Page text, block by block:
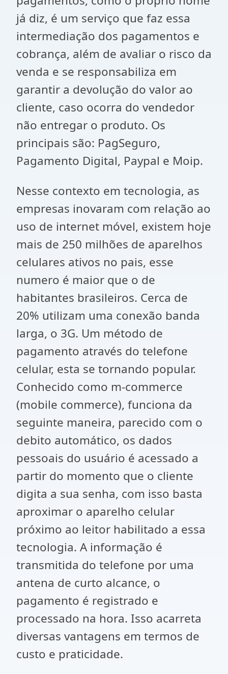
já diz, é um serviço que faz essa
intermediação dos pagamentos e
cobrança, além de avaliar o risco da
venda e se responsabiliza em
garantir a devolução do valor ao
cliente, caso ocorra do vendedor
não entregar o produto. Os
principais são: PagSeguro,
Pagamento Digital, Paypal e Moip.
Nesse contexto em tecnologia, as
empresas inovaram com relação ao
uso de internet móvel, existem hoje
mais de 250 milhões de aparelhos
celulares ativos no pais, esse
numero é maior que o de
habitantes brasileiros. Cerca de
20% utilizam uma conexão banda
larga, o 3G. Um método de
pagamento através do telefone
celular, esta se tornando popular.
Conhecido como m-commerce
(mobile commerce), funciona da
seguinte maneira, parecido com o
debito automático, os dados
pessoais do usuário é acessado a
partir do momento que o cliente
digita a sua senha, com isso basta
aproximar o aparelho celular
próximo ao leitor habilitado a essa
tecnologia. A informação é
transmitida do telefone por uma
antena de curto alcance, o
pagamento é registrado e
processado na hora. Isso acarreta
diversas vantagens em termos de
custo e praticidade.